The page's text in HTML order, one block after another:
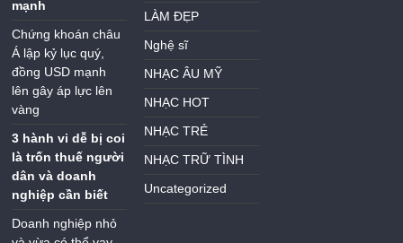
mạnh
Chứng khoán châu
Á lập kỷ lục quý,
đồng USD mạnh
lên gây áp lực lên
vàng
3 hành vi dễ bị coi
là trốn thuế người
dân và doanh
nghiệp cần biết
Doanh nghiệp nhỏ
LÀM ĐẸP
Nghệ sĩ
NHẠC ÂU MỸ
NHẠC HOT
NHẠC TRẺ
NHẠC TRỮ TÌNH
Uncategorized